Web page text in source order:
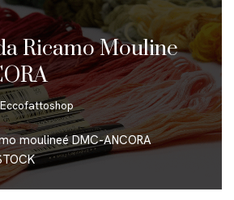
Ricamo Mouline
Eccofattoshop
moulineé DMC-ANCORA